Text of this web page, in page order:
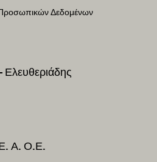
Δεδομένων
Α. Ο.Ε.